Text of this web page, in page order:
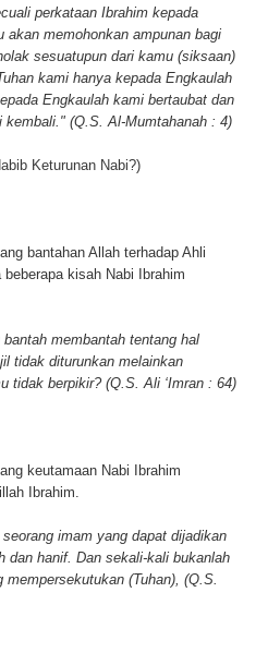
perkataan Ibrahim kepada
akan memohonkan ampunan bagi
sesuatupun dari kamu (siksaan)
kami hanya kepada Engkaulah
Engkaulah kami bertaubat dan
kembali." (Q.S. Al-Mumtahanah : 4)
Keturunan Nabi?)
bantahan Allah terhadap Ahli
kisah Nabi Ibrahim
membantah tentang hal
tidak diturunkan melainkan
tidak berpikir? (Q.S. Ali ‘Imran : 64)
keutamaan Nabi Ibrahim
Ibrahim.
imam yang dapat dijadikan
dan hanif. Dan sekali-kali bukanlah
(Tuhan), (Q.S.